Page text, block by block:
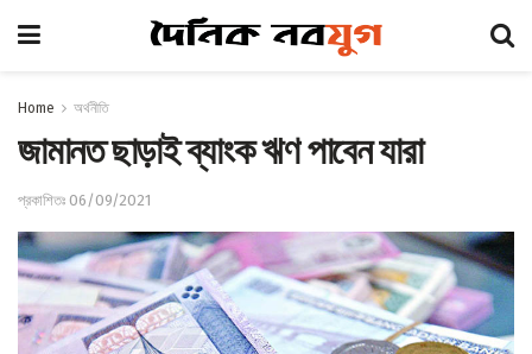
Home অর্থনীতি
জামানত ছাড়াই ব্যাংক ঋণ পাবেন যারা
প্রকাশিতঃ 06/09/2021